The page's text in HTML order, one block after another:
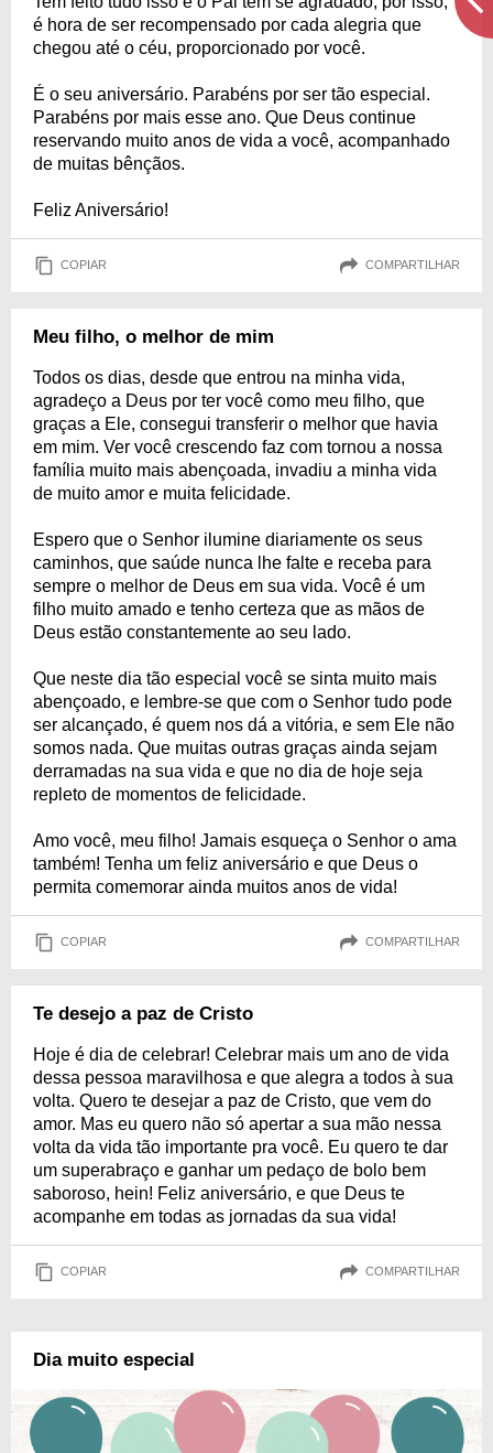
é hora de ser recompensado por cada alegria que
chegou até o céu, proporcionado por você.
É o seu aniversário. Parabéns por ser tão especial.
Parabéns por mais esse ano. Que Deus continue
reservando muito anos de vida a você, acompanhado
de muitas bênçãos.
Feliz Aniversário!
COPIAR COMPARTILHAR
Meu filho, o melhor de mim
Todos os dias, desde que entrou na minha vida,
agradeço a Deus por ter você como meu filho, que
graças a Ele, consegui transferir o melhor que havia
em mim. Ver você crescendo faz com tornou a nossa
família muito mais abençoada, invadiu a minha vida
de muito amor e muita felicidade.
Espero que o Senhor ilumine diariamente os seus
caminhos, que saúde nunca lhe falte e receba para
sempre o melhor de Deus em sua vida. Você é um
filho muito amado e tenho certeza que as mãos de
Deus estão constantemente ao seu lado.
Que neste dia tão especial você se sinta muito mais
abençoado, e lembre-se que com o Senhor tudo pode
ser alcançado, é quem nos dá a vitória, e sem Ele não
somos nada. Que muitas outras graças ainda sejam
derramadas na sua vida e que no dia de hoje seja
repleto de momentos de felicidade.
Amo você, meu filho! Jamais esqueça o Senhor o ama
também! Tenha um feliz aniversário e que Deus o
permita comemorar ainda muitos anos de vida!
COPIAR COMPARTILHAR
Te desejo a paz de Cristo
Hoje é dia de celebrar! Celebrar mais um ano de vida
dessa pessoa maravilhosa e que alegra a todos à sua
volta. Quero te desejar a paz de Cristo, que vem do
amor. Mas eu quero não só apertar a sua mão nessa
volta da vida tão importante pra você. Eu quero te dar
um superabraço e ganhar um pedaço de bolo bem
saboroso, hein! Feliz aniversário, e que Deus te
acompanhe em todas as jornadas da sua vida!
COPIAR COMPARTILHAR
Dia muito especial